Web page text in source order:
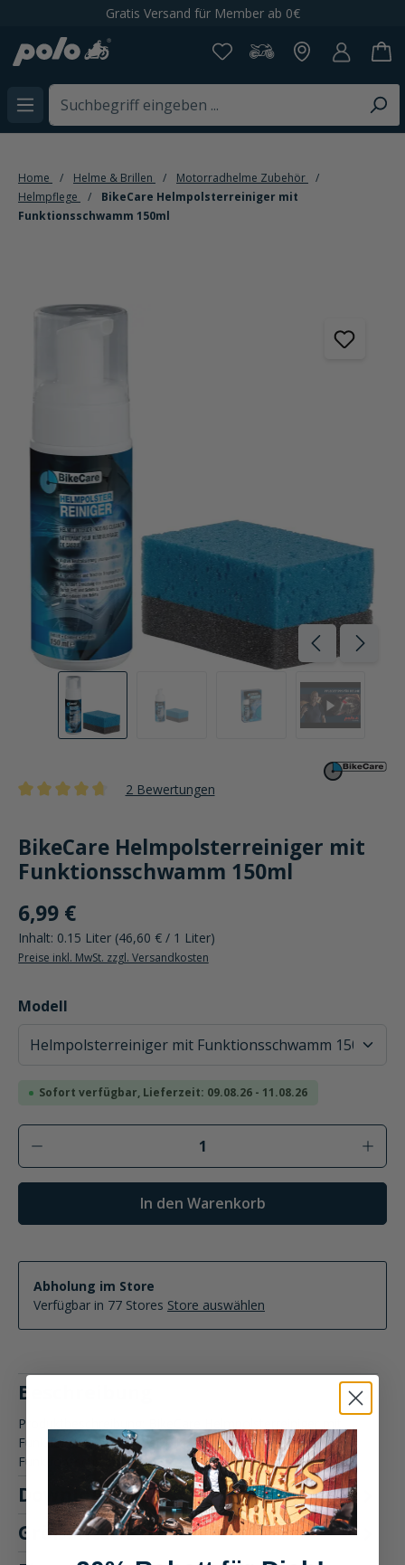
Gratis Versand für Member ab 0€
Home Helme & Brillen
Motorradhelme Zubehör
Helmpflege
BikeCare Helmpolsterreiniger mit
Funktionsschwamm 150ml
Bildergalerie überspringen
2 Bewertungen
BikeCare Helmpolsterreiniger mit
Funktionsschwamm 150ml
6,99 €
Inhalt: 0.15 Liter (46,60 € / 1 Liter)
Preise inkl. MwSt. zzgl. Versandkosten
Modell
auswählen
Sofort verfügbar, Lieferzeit: 09.08.26 - 11.08.26
Produkt Anzahl: Gib den gewünschten
In den Warenkorb
Abholung im Store
Verfügbar in 77 Stores Store auswählen
Beschreibung
Produktbeschreibung: BikeCare Helmpolsterreiniger mit
Funktionsschwamm Der BikeCare Helmpolsterreiniger mit
Funktionsschwam…Mehr
Downloads 4
Größentabelle